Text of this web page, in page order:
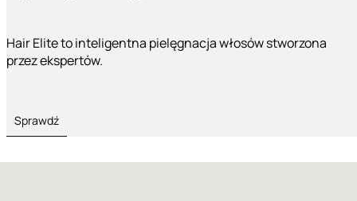
Hair Elite to inteligentna pielęgnacja włosów stworzona
przez ekspertów.
Sprawdź